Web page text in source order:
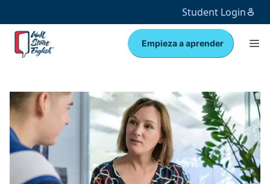
Student Login
Empieza a aprender